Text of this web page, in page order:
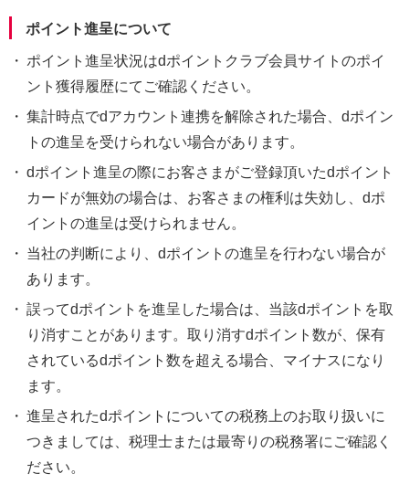
ポイント進呈について
・ ポイント進呈状況はdポイントクラブ会員サイトのポイ
ント獲得履歴にてご確認ください。
・ 集計時点でdアカウント連携を解除された場合、dポイン
トの進呈を受けられない場合があります。
・ dポイント進呈の際にお客さまがご登録頂いたdポイント
カードが無効の場合は、お客さまの権利は失効し、dポ
イントの進呈は受けられません。
・ 当社の判断により、dポイントの進呈を行わない場合が
あります。
・ 誤ってdポイントを進呈した場合は、当該dポイントを取
り消すことがあります。取り消すdポイント数が、保有
されているdポイント数を超える場合、マイナスになり
ます。
・ 進呈されたdポイントについての税務上のお取り扱いに
つきましては、税理士または最寄りの税務署にご確認く
ださい。